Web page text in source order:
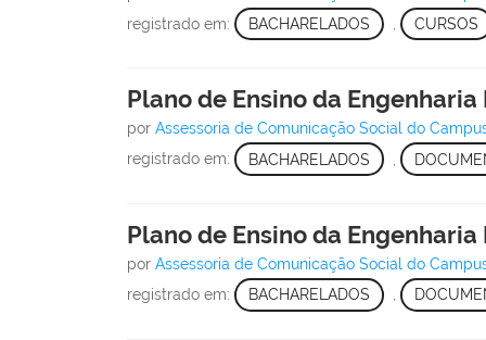
registrado em: BACHARELADOS CURSOS
Plano de Ensino da Engenharia
porAssessoria de Comunicação Social do
registrado em: BACHARELADOS
Plano de Ensino da Engenharia
porAssessoria de Comunicação Social do
registrado em: BACHARELADOS ,